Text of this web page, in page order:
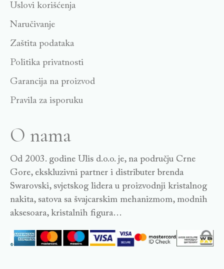
Uslovi korišćenja
Naručivanje
Zaštita podataka
Politika privatnosti
Garancija na proizvod
Pravila za isporuku
O nama
Od 2003. godine Ulis d.o.o. je, na području Crne
Gore, ekskluzivni partner i distributer brenda
Swarovski, svjetskog lidera u proizvodnji kristalnog
nakita, satova sa švajcarskim mehanizmom, modnih
aksesoara, kristalnih figura…